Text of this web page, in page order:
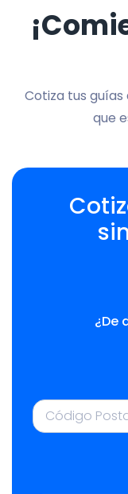
Cotiza tus
que
¿De